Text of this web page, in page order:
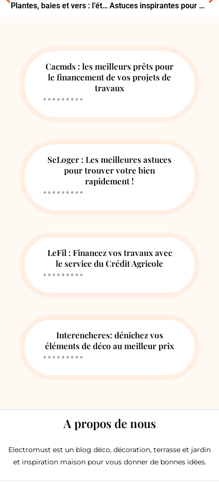
Plantes, baies et vers : l’étonnante diète maison des étourneaux sansonnets Astuces inspirantes pour une chambre d’enfant apaisante et stylée
Cacmds : les meilleurs prêts pour
le financement de vos projets de
travaux
SeLoger : Les meilleures astuces
pour trouver votre bien
rapidement !
LeFil : Financez vos travaux avec
le service du Crédit Agricole
Interencheres: dénichez vos
éléments de déco au meilleur prix
A propos de nous
Electromust est un blog déco, décoration, terrasse et jardin
et inspiration maison pour vous donner de bonnes idées.